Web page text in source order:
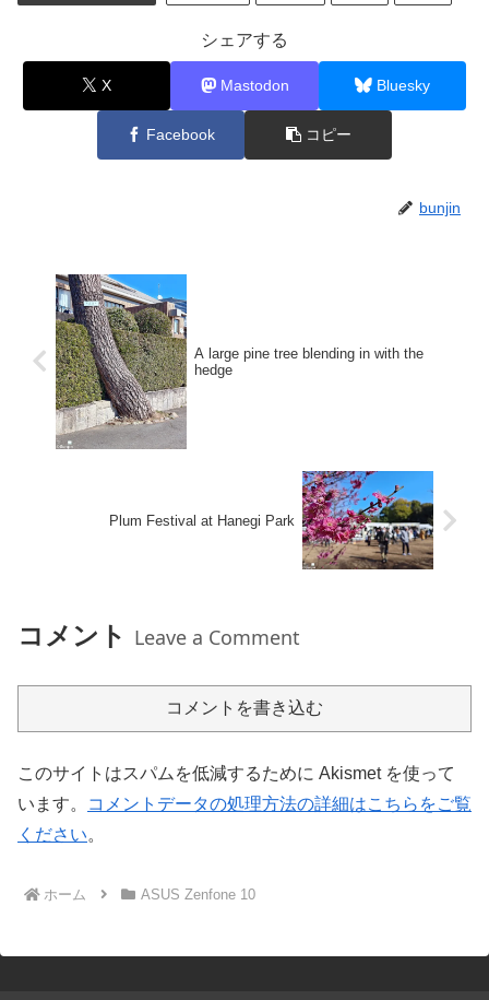
シェアする
X Mastodon Bluesky
Facebook コピー
bunjin
A large pine tree blending in with the
hedge
Plum Festival at Hanegi Park
コメント Leave a Comment
コメントを書き込む
このサイトはスパムを低減するために Akismet を使って
います。
コメントデータの処理方法の詳細はこちらをご覧
ください。
ホーム ASUS Zenfone 10